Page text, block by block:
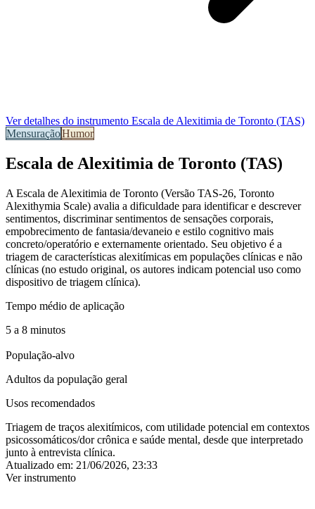
Ver detalhes do instrumento Escala de Alexitimia de Toronto (TAS)
MensuraçãoHumor
Escala de Alexitimia de Toronto (TAS)
A Escala de Alexitimia de Toronto (Versão TAS-26, Toronto
Alexithymia Scale) avalia a dificuldade para identificar e descrever
sentimentos, discriminar sentimentos de sensações corporais,
empobrecimento de fantasia/devaneio e estilo cognitivo mais
concreto/operatório e externamente orientado. Seu objetivo é a
triagem de características alexitímicas em populações clínicas e não
clínicas (no estudo original, os autores indicam potencial uso como
dispositivo de triagem clínica).
Tempo médio de aplicação
5 a 8 minutos
População-alvo
Adultos da população geral
Usos recomendados
Triagem de traços alexitímicos, com utilidade potencial em contextos
psicossomáticos/dor crônica e saúde mental, desde que interpretado
junto à entrevista clínica.
Atualizado em: 21/06/2026, 23:33
Ver instrumento